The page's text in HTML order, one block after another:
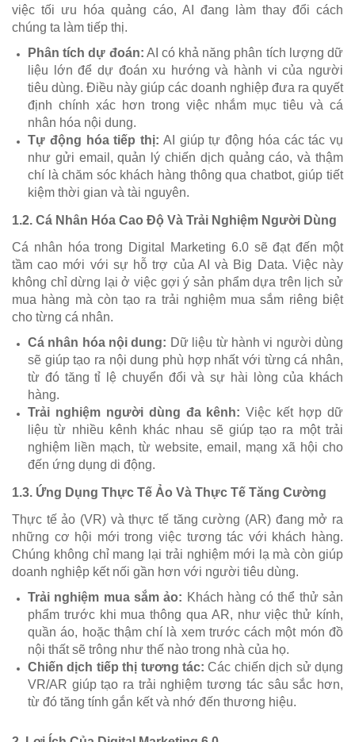
việc tối ưu hóa quảng cáo, AI đang làm thay đổi cách
chúng ta làm tiếp thị.
Phân tích dự đoán: AI có khả năng phân tích lượng dữ
liệu lớn để dự đoán xu hướng và hành vi của người
tiêu dùng. Điều này giúp các doanh nghiệp đưa ra quyết
định chính xác hơn trong việc nhắm mục tiêu và cá
nhân hóa nội dung.
Tự động hóa tiếp thị: AI giúp tự động hóa các tác vụ
như gửi email, quản lý chiến dịch quảng cáo, và thậm
chí là chăm sóc khách hàng thông qua chatbot, giúp tiết
kiệm thời gian và tài nguyên.
1.2. Cá Nhân Hóa Cao Độ Và Trải Nghiệm Người Dùng
Cá nhân hóa trong Digital Marketing 6.0 sẽ đạt đến một
tầm cao mới với sự hỗ trợ của AI và Big Data. Việc này
không chỉ dừng lại ở việc gợi ý sản phẩm dựa trên lịch sử
mua hàng mà còn tạo ra trải nghiệm mua sắm riêng biệt
cho từng cá nhân.
Cá nhân hóa nội dung: Dữ liệu từ hành vi người dùng
sẽ giúp tạo ra nội dung phù hợp nhất với từng cá nhân,
từ đó tăng tỉ lệ chuyển đổi và sự hài lòng của khách
hàng.
Trải nghiệm người dùng đa kênh: Việc kết hợp dữ
liệu từ nhiều kênh khác nhau sẽ giúp tạo ra một trải
nghiệm liền mạch, từ website, email, mạng xã hội cho
đến ứng dụng di động.
1.3. Ứng Dụng Thực Tế Ảo Và Thực Tế Tăng Cường
Thực tế ảo (VR) và thực tế tăng cường (AR) đang mở ra
những cơ hội mới trong việc tương tác với khách hàng.
Chúng không chỉ mang lại trải nghiệm mới lạ mà còn giúp
doanh nghiệp kết nối gần hơn với người tiêu dùng.
Trải nghiệm mua sắm ảo: Khách hàng có thể thử sản
phẩm trước khi mua thông qua AR, như việc thử kính,
quần áo, hoặc thậm chí là xem trước cách một món đồ
nội thất sẽ trông như thế nào trong nhà của họ.
Chiến dịch tiếp thị tương tác: Các chiến dịch sử dụng
VR/AR giúp tạo ra trải nghiệm tương tác sâu sắc hơn,
từ đó tăng tính gắn kết và nhớ đến thương hiệu.